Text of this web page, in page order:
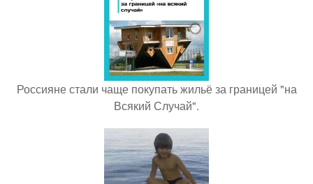
Россияне стали чаще покупать жильё за границей "на
Всякий Случай".